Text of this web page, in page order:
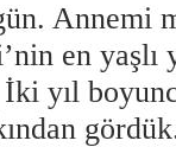
Annemi
en
İki yıl